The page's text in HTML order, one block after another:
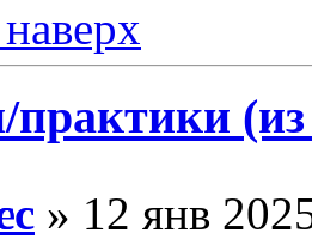
» 12 янв